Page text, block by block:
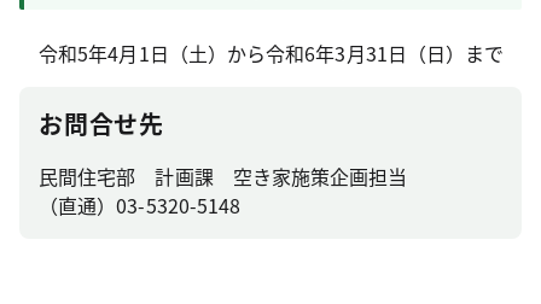
令和5年4月1日（土）から令和6年3月31日（日）まで
お問合せ先
民間住宅部 計画課 空き家施策企画担当
（直通）03-5320-5148